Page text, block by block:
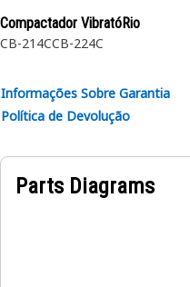
Compactador VibratóRio
CB-214CCB-224C
Informações Sobre Garantia
Política de Devolução
Parts Diagrams